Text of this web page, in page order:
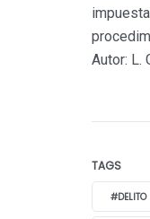
Autor: L.
TAGS
#DELITO